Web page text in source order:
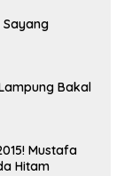
Sayang
Bakal
Mustafa
Hitam